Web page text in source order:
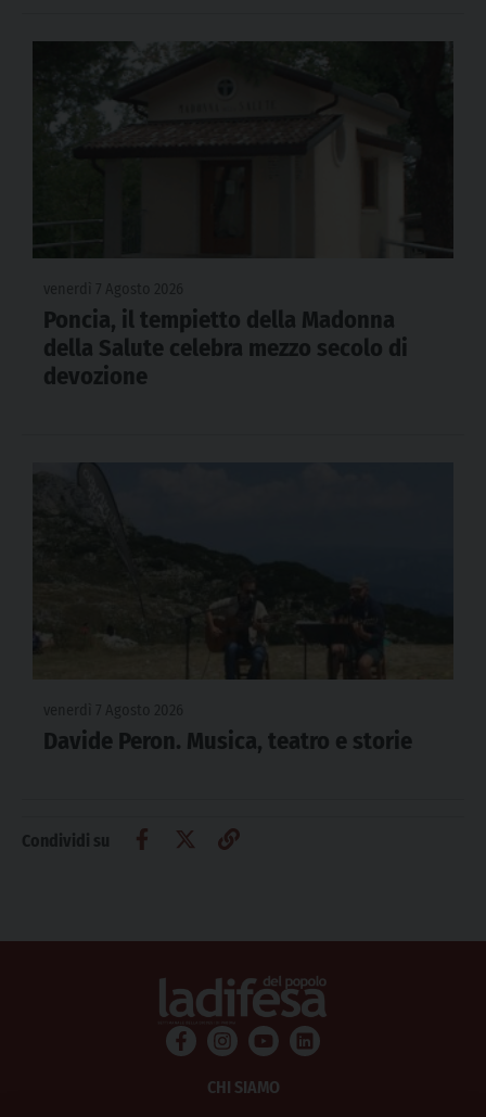
Poncia, il tempietto della Madonna
della Salute celebra mezzo secolo di
devozione
Davide Peron. Musica, teatro e storie
Condividi su
CHI SIAMO